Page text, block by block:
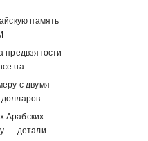
память
предвзятости
с двумя
Арабских
— детали